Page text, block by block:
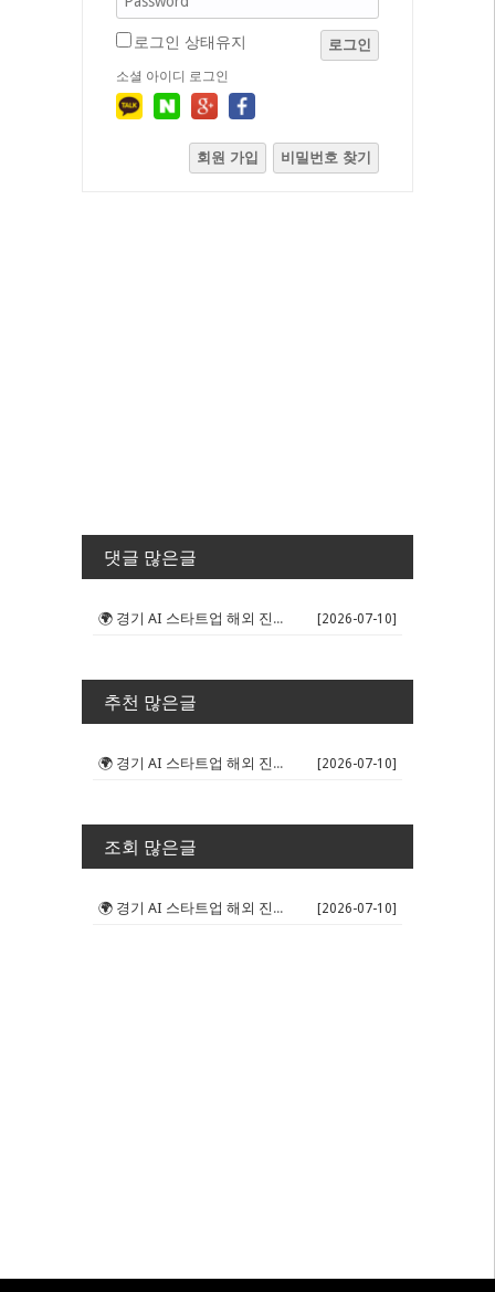
로그인 상태유지 로그인
소셜 아이디 로그인
회원 가입 비밀번호 찾기
댓글 많은글
🌍 경기 AI 스타트업 해외 진출 판... [2026-07-10]
추천 많은글
🌍 경기 AI 스타트업 해외 진출 판... [2026-07-10]
조회 많은글
🌍 경기 AI 스타트업 해외 진출 판... [2026-07-10]